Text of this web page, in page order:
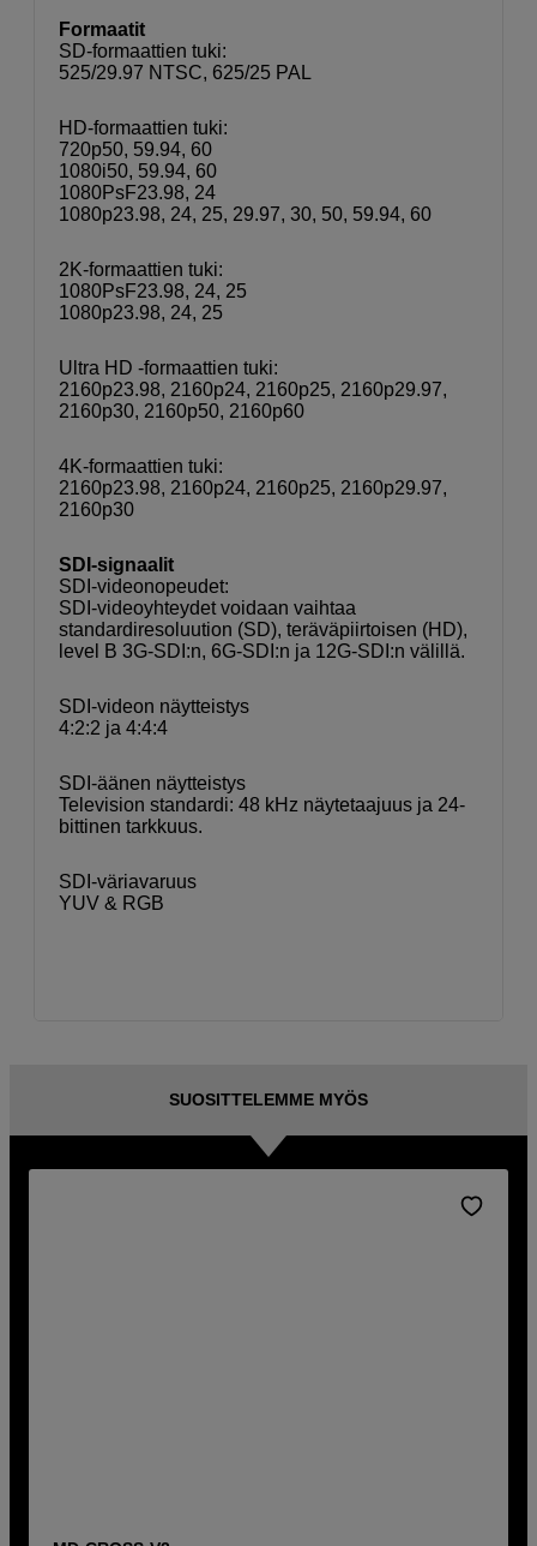
Formaatit
SD-formaattien tuki:
525/29.97 NTSC, 625/25 PAL
HD-formaattien tuki:
720p50, 59.94, 60
1080i50, 59.94, 60
1080PsF23.98, 24
1080p23.98, 24, 25, 29.97, 30, 50, 59.94, 60
2K-formaattien tuki:
1080PsF23.98, 24, 25
1080p23.98, 24, 25
Ultra HD -formaattien tuki:
2160p23.98, 2160p24, 2160p25, 2160p29.97,
2160p30, 2160p50, 2160p60
4K-formaattien tuki:
2160p23.98, 2160p24, 2160p25, 2160p29.97,
2160p30
SDI-signaalit
SDI-videonopeudet:
SDI-videoyhteydet voidaan vaihtaa
standardiresoluution (SD), teräväpiirtoisen (HD),
level B 3G-SDI:n, 6G-SDI:n ja 12G-SDI:n välillä.
SDI-videon näytteistys
4:2:2 ja 4:4:4
SDI-äänen näytteistys
Television standardi: 48 kHz näytetaajuus ja 24-
bittinen tarkkuus.
SDI-väriavaruus
YUV & RGB
SUOSITTELEMME MYÖS